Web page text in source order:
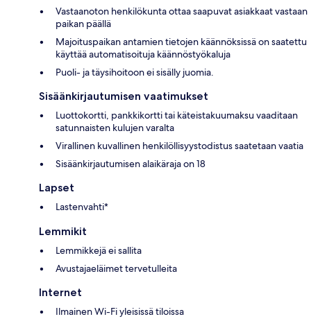
Vastaanoton henkilökunta ottaa saapuvat asiakkaat vastaan
paikan päällä
Majoituspaikan antamien tietojen käännöksissä on saatettu
käyttää automatisoituja käännöstyökaluja
Puoli- ja täysihoitoon ei sisälly juomia.
Sisäänkirjautumisen vaatimukset
Luottokortti, pankkikortti tai käteistakuumaksu vaaditaan
satunnaisten kulujen varalta
Virallinen kuvallinen henkilöllisyystodistus saatetaan vaatia
Sisäänkirjautumisen alaikäraja on 18
Lapset
Lastenvahti*
Lemmikit
Lemmikkejä ei sallita
Avustajaeläimet tervetulleita
Internet
Ilmainen Wi-Fi yleisissä tiloissa